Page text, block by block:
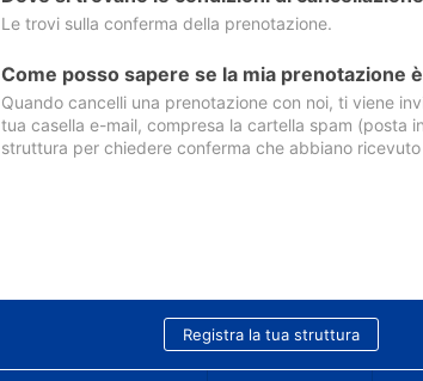
Le trovi sulla conferma della prenotazione.
Come posso sapere se la mia prenotazione
Quando cancelli una prenotazione con noi, ti viene
tua casella e-mail, compresa la cartella spam (posta
struttura per chiedere conferma che abbiano
Registra la tua struttura